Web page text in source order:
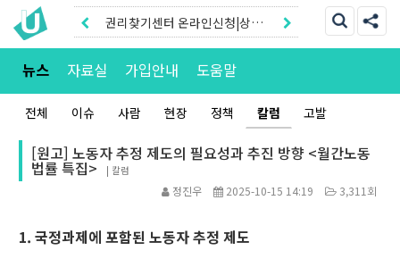
권리찾기센터 온라인신청|상담
톡
권리찾기유니온 조합원|후원안
뉴스 자료실 가입안내 도움말
전체 이슈 사람 현장 정책 칼럼 고발
[원고] 노동자 추정 제도의 필요성과 추진 방향 <월간노동
법률 특집> | 칼럼
정진우 2025-10-15 14:19 3,311회
1. 국정과제에 포함된 노동자 추정 제도